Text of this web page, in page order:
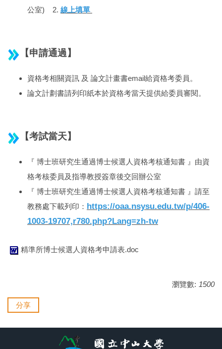
公室) 2. 線上填單
【申請通過】
資格考相關資訊 及 論文計畫書email給資格考委員。
論文計劃書請列印紙本於資格考當天提供給委員審閱。
【考試當天】
『 博士班研究生通過博士候選人資格考核通知書 』由資
格考核委員及指導教授簽章後交回辦公室
『 博士班研究生通過博士候選人資格考核通知書 』請至
教務處下載列印： https://oaa.nsysu.edu.tw/p/406-
1003-19707,r780.php?Lang=zh-tw
精準所博士候選人資格考申請表.doc
瀏覽數: 1500
分享